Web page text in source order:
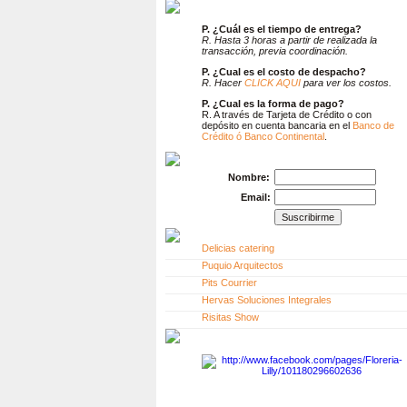
P. ¿Cuál es el tiempo de entrega?
R. Hasta 3 horas a partir de realizada la
transacción, previa coordinación.
P. ¿Cual es el costo de despacho?
R. Hacer CLICK AQUI para ver los costos.
P. ¿Cual es la forma de pago?
R. A través de Tarjeta de Crédito o con
depósito en cuenta bancaria en el Banco de
Crédito ó Banco Continental
Nombre:
Email:
Delicias catering
Puquio Arquitectos
Pits Courrier
Hervas Soluciones Integrales
Risitas Show